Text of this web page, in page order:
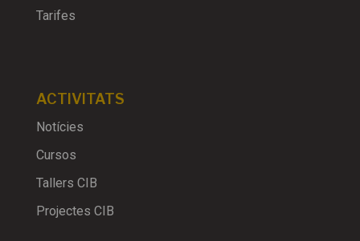
Tarifes
ACTIVITATS
Notícies
Cursos
Tallers CIB
Projectes CIB